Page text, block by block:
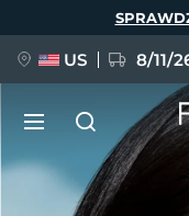
US 8/11/
NOWOŚĆ